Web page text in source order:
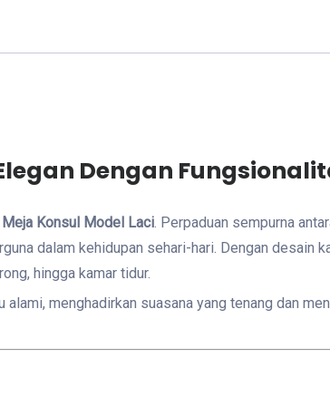
Dengan
Meja Konsul Model Laci. Perpaduan sempurna
dalam kehidupan sehari-hari. Dengan desain
hingga kamar tidur.
menghadirkan suasana yang tenang dan